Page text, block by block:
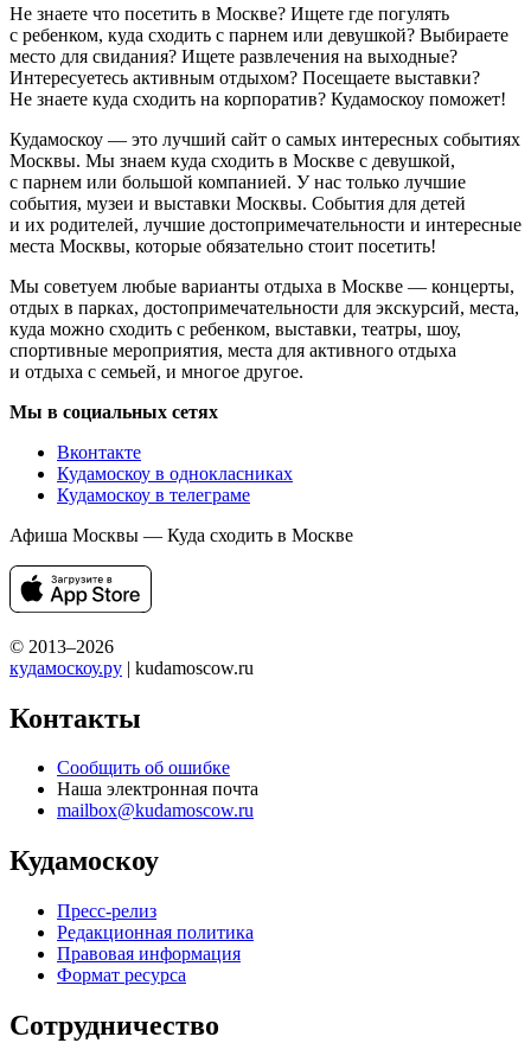
Не знаете что посетить в Москве? Ищете где погулять
с ребенком, куда сходить с парнем или девушкой? Выбираете
место для свидания? Ищете развлечения на выходные?
Интересуетесь активным отдыхом? Посещаете выставки?
Не знаете куда сходить на корпоратив? Кудамоскоу поможет!
Кудамоскоу — это лучший сайт о самых интересных событиях
Москвы. Мы знаем куда сходить в Москве с девушкой,
с парнем или большой компанией. У нас только лучшие
события, музеи и выставки Москвы. События для детей
и их родителей, лучшие достопримечательности и интересные
места Москвы, которые обязательно стоит посетить!
Мы советуем любые варианты отдыха в Москве — концерты,
отдых в парках, достопримечательности для экскурсий, места,
куда можно сходить с ребенком, выставки, театры, шоу,
спортивные мероприятия, места для активного отдыха
и отдыха с семьей, и многое другое.
Мы в социальных сетях
Вконтакте
Кудамоскоу в однокласниках
Кудамоскоу в телеграме
Афиша Москвы — Куда сходить в Москве
© 2013–2026
кудамоскоу.ру | kudamoscow.ru
Контакты
Сообщить об ошибке
Наша электронная почта
mailbox@kudamoscow.ru
Кудамоскоу
Пресс-релиз
Редакционная политика
Правовая информация
Формат ресурса
Сотрудничество